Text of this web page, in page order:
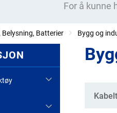
For å kunne
Belysning, Batterier Bygg og